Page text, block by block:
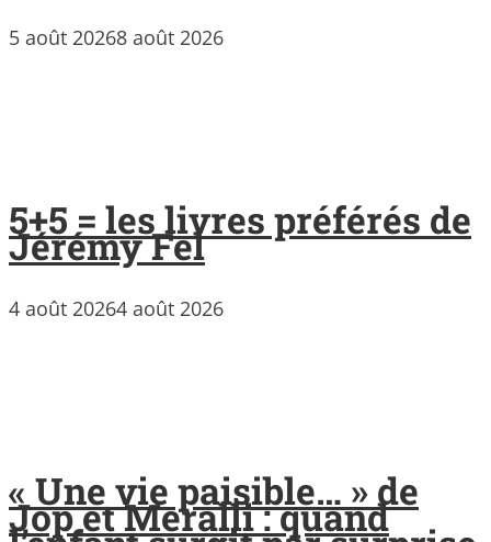
5 août 20268 août 2026
5+5 = les livres préférés de
Jérémy Fel
4 août 20264 août 2026
« Une vie paisible… » de
Jop et Meralli : quand